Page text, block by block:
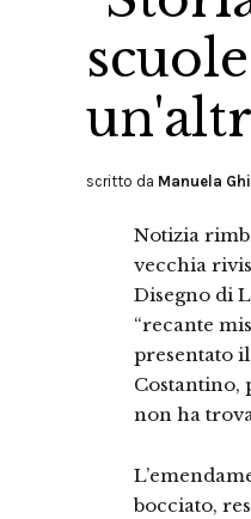
scritto da Manuela
Notizia
vecchia
Disegno di
“recante
presentato
Costantino,
non ha
bocciato,